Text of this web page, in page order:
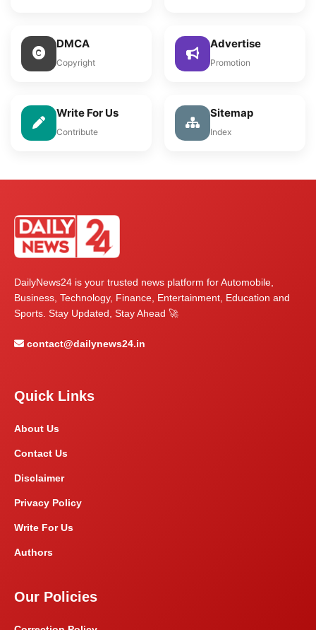
DMCA
Copyright
Advertise
Promotion
Write For Us
Contribute
Sitemap
Index
DailyNews24 is your trusted news platform for Automobile,
Business, Technology, Finance, Entertainment, Education and
Sports. Stay Updated, Stay Ahead 🚀
contact@dailynews24.in
Quick Links
About Us
Contact Us
Disclaimer
Privacy Policy
Write For Us
Authors
Our Policies